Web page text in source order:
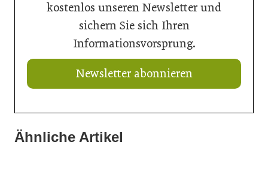
kostenlos unseren Newsletter und
sichern Sie sich Ihren
Informationsvorsprung.
Newsletter abonnieren
Ähnliche Artikel
21. Juli 2026